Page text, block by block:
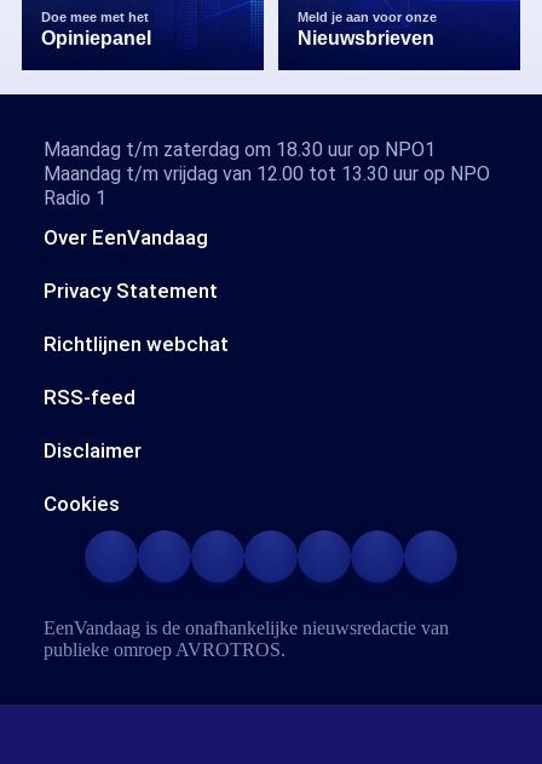
Doe mee met het
Opiniepanel
Meld je aan voor onze
Nieuwsbrieven
Over EenVandaag
Privacy Statement
Richtlijnen webchat
RSS-feed
Disclaimer
Cookies
Maandag t/m zaterdag om 18.30 uur op NPO1
Maandag t/m vrijdag van 12.00 tot 13.30 uur op NPO
Radio 1
EenVandaag is de onafhankelijke nieuwsredactie van
publieke omroep AVROTROS.